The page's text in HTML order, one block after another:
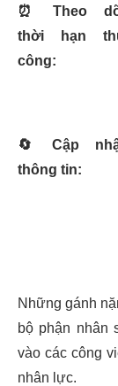
⏰
Theo
thời hạn
công:
🔄
Cập
thông tin:
Những gánh
bộ phận nhân
vào các công
nhân lực.